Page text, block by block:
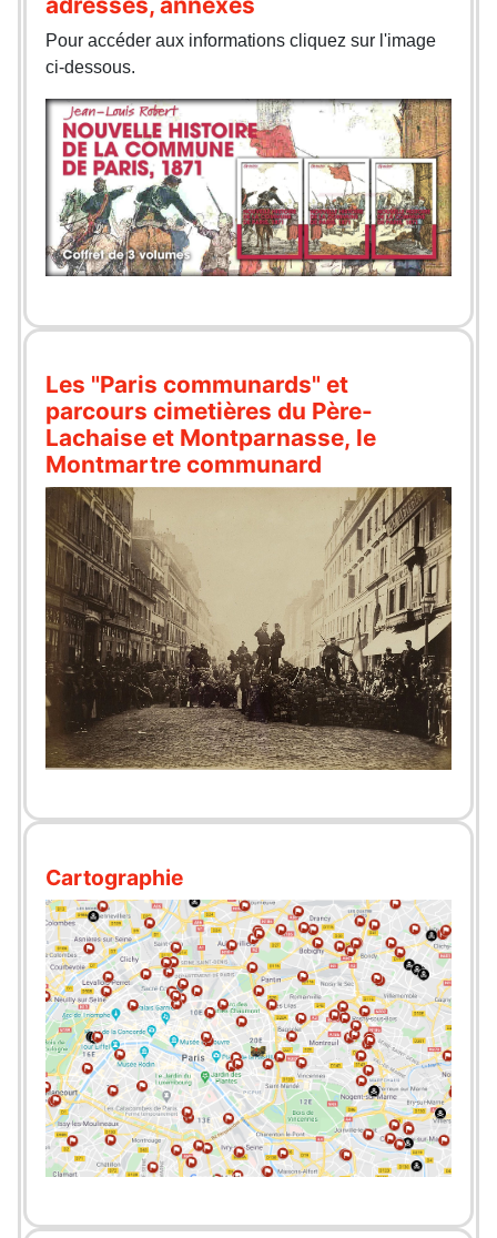
Pour accéder aux informations cliquez sur l'image
ci-dessous.
Les "Paris communards" et
parcours cimetières du Père-
Lachaise et Montparnasse, le
Montmartre communard
Cartographie